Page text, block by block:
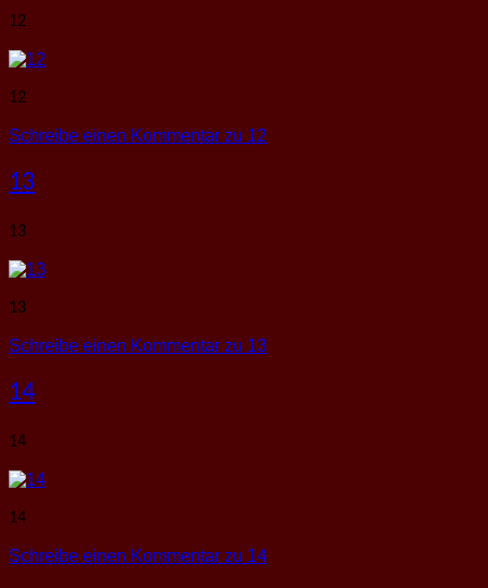
12
12
Schreibe einen Kommentar zu 12
13
13
13
Schreibe einen Kommentar zu 13
14
14
14
Schreibe einen Kommentar zu 14